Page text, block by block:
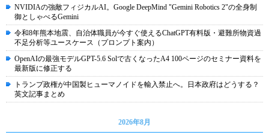
NVIDIAの強敵フィジカルAI。Google DeepMind "Gemini Robotics 2"の全身制
御としゃべるGemini
令和8年熊本地震、自治体職員が今すぐ使えるChatGPT有料版・避難所物資過
不足分析等ユースケース（プロンプト案内）
OpenAIの最強モデルGPT-5.6 Solで古くなったA4 100ページのセミナー資料を
最新版に修正する
トランプ政権が中国製ヒューマノイドを輸入禁止へ。日本政府はどうする？
英文記事まとめ
2026年8月